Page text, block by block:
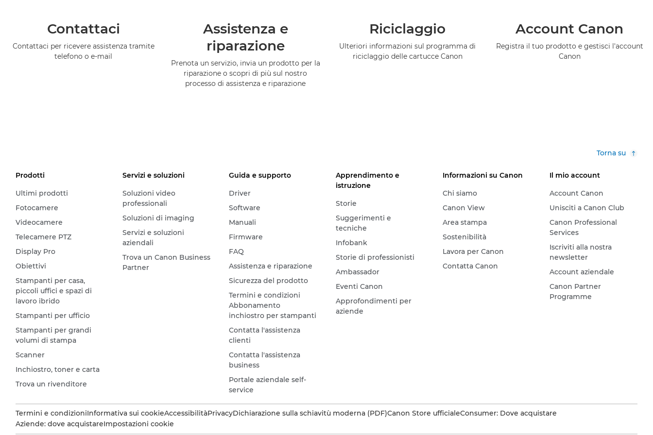
Contattaci
Contattaci per ricevere assistenza tramite
telefono o e-mail
Assistenza e
riparazione
Prenota un servizio, invia un prodotto per la
riparazione o scopri di più sul nostro
processo di assistenza e riparazione
Riciclaggio
Ulteriori informazioni sul programma di
riciclaggio delle cartucce Canon
Account Canon
Registra il tuo prodotto e gestisci l'account
Canon
Torna su
Prodotti
Ultimi prodotti
Fotocamere
Videocamere
Telecamere PTZ
Display Pro
Obiettivi
Stampanti per casa,
piccoli uffici e spazi di
lavoro ibrido
Stampanti per ufficio
Stampanti per grandi
volumi di stampa
Scanner
Inchiostro, toner e carta
Trova un rivenditore
Servizi e soluzioni
Soluzioni video
professionali
Soluzioni di imaging
Servizi e soluzioni
aziendali
Trova un Canon Business
Partner
Guida e supporto
Driver
Software
Manuali
Firmware
FAQ
Assistenza e riparazione
Sicurezza del prodotto
Termini e condizioni
Abbonamento
inchiostro per stampanti
Contatta l'assistenza
clienti
Contatta l'assistenza
business
Portale aziendale self-
service
Apprendimento e
istruzione
Storie
Suggerimenti e
tecniche
Infobank
Storie di professionisti
Ambassador
Eventi Canon
Approfondimenti per
aziende
Informazioni su Canon
Chi siamo
Canon View
Area stampa
Sostenibilità
Lavora per Canon
Contatta Canon
Il mio account
Account Canon
Unisciti a Canon Club
Canon Professional
Services
Iscriviti alla nostra
newsletter
Account aziendale
Canon Partner
Programme
Termini e condizioniInformativa sui cookieAccessibilitàPrivacyDichiarazione sulla schiavitù moderna (PDF)Canon Store ufficialeConsumer: Dove acquistare
Aziende: dove acquistareImpostazioni cookie